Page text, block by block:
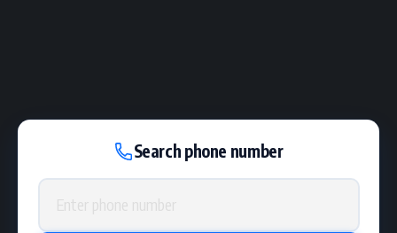
Search phone number
Phone number